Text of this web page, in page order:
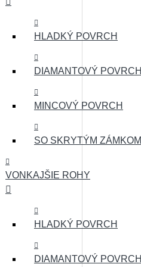
HLADKÝ POVRCH
DIAMANTOVÝ POVRCH
MINCOVÝ POVRCH
SO SKRYTÝM ZÁMKOM
VONKAJŠIE ROHY
HLADKÝ POVRCH
DIAMANTOVÝ POVRCH